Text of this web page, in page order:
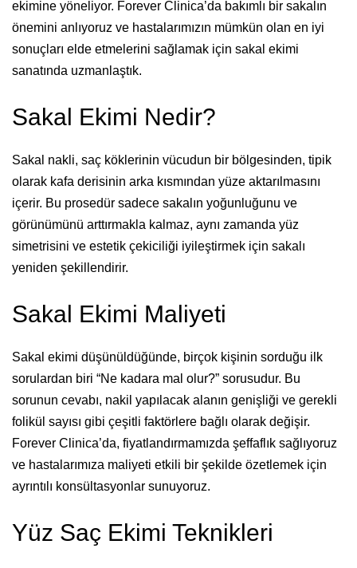
ekimine yöneliyor. Forever Clinica’da bakımlı bir sakalın
önemini anlıyoruz ve hastalarımızın mümkün olan en iyi
sonuçları elde etmelerini sağlamak için sakal ekimi
sanatında uzmanlaştık.
Sakal Ekimi Nedir?
Sakal nakli, saç köklerinin vücudun bir bölgesinden, tipik
olarak kafa derisinin arka kısmından yüze aktarılmasını
içerir. Bu prosedür sadece sakalın yoğunluğunu ve
görünümünü arttırmakla kalmaz, aynı zamanda yüz
simetrisini ve estetik çekiciliği iyileştirmek için sakalı
yeniden şekillendirir.
Sakal Ekimi Maliyeti
Sakal ekimi düşünüldüğünde, birçok kişinin sorduğu ilk
sorulardan biri “Ne kadara mal olur?” sorusudur. Bu
sorunun cevabı, nakil yapılacak alanın genişliği ve gerekli
folikül sayısı gibi çeşitli faktörlere bağlı olarak değişir.
Forever Clinica’da, fiyatlandırmamızda şeffaflık sağlıyoruz
ve hastalarımıza maliyeti etkili bir şekilde özetlemek için
ayrıntılı konsültasyonlar sunuyoruz.
Yüz Saç Ekimi Teknikleri